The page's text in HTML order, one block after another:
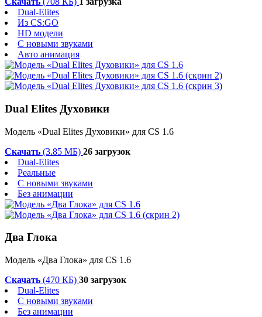
Dual-Elites
Из CS:GO
HD модели
С новыми звуками
Авто анимация
Dual Elites Духовики
Модель «Dual Elites Духовики» для CS 1.6
Скачать (3.85 МБ) 26 загрузок
Dual-Elites
Реальные
С новыми звуками
Без анимации
Два Глока
Модель «Два Глока» для CS 1.6
Скачать (470 КБ) 30 загрузок
Dual-Elites
С новыми звуками
Без анимации